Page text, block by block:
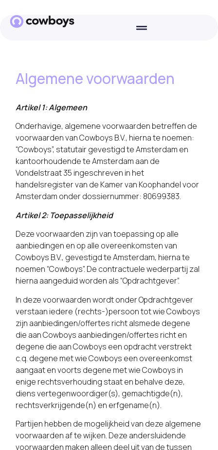
Algemene voorwaarden
Artikel 1: Algemeen
Onderhavige, algemene voorwaarden betreffen de
voorwaarden van Cowboys B.V., hierna te noemen:
“Cowboys”, statutair gevestigd te Amsterdam en
kantoorhoudende te Amsterdam aan de
Vondelstraat 35 ingeschreven in het
handelsregister van de Kamer van Koophandel voor
Amsterdam onder dossiernummer: 80699383.
Artikel 2: Toepasselijkheid
Deze voorwaarden zijn van toepassing op alle
aanbiedingen en op alle overeenkomsten van
Cowboys B.V., gevestigd te Amsterdam, hierna te
noemen “Cowboys”. De contractuele wederpartij zal
hierna aangeduid worden als “Opdrachtgever”.
In deze voorwaarden wordt onder Opdrachtgever
verstaan iedere (rechts-)persoon tot wie Cowboys
zijn aanbiedingen/offertes richt alsmede degene
die aan Cowboys aanbiedingen/offertes richt en
degene die aan Cowboys een opdracht verstrekt
c.q. degene met wie Cowboys een overeenkomst
aangaat en voorts degene met wie Cowboys in
enige rechtsverhouding staat en behalve deze,
diens vertegenwoordiger(s), gemachtigde(n),
rechtsverkrijgende(n) en erfgename(n).
Partijen hebben de mogelijkheid van deze algemene
voorwaarden af te wijken. Deze andersluidende
voorwaarden maken alleen deel uit van de tussen